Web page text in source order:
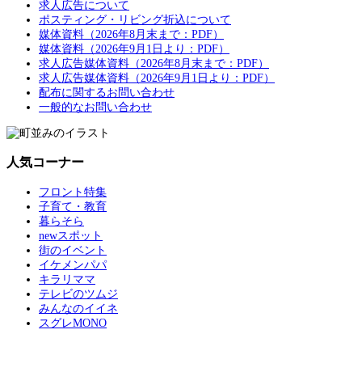
求人広告について
ポスティング・リビング折込について
媒体資料（2026年8月末まで：PDF）
媒体資料（2026年9月1日より：PDF）
求人広告媒体資料（2026年8月末まで：PDF）
求人広告媒体資料（2026年9月1日より：PDF）
配布に関するお問い合わせ
一般的なお問い合わせ
人気コーナー
フロント特集
子育て・教育
暮らそら
newスポット
街のイベント
イケメンパパ
キラリママ
テレビのツムジ
みんなのイイネ
スグレMONO